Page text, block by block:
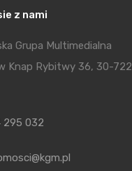
z nami
Grupa Multimedialna
Knap Rybitwy 36, 30-722
295 032